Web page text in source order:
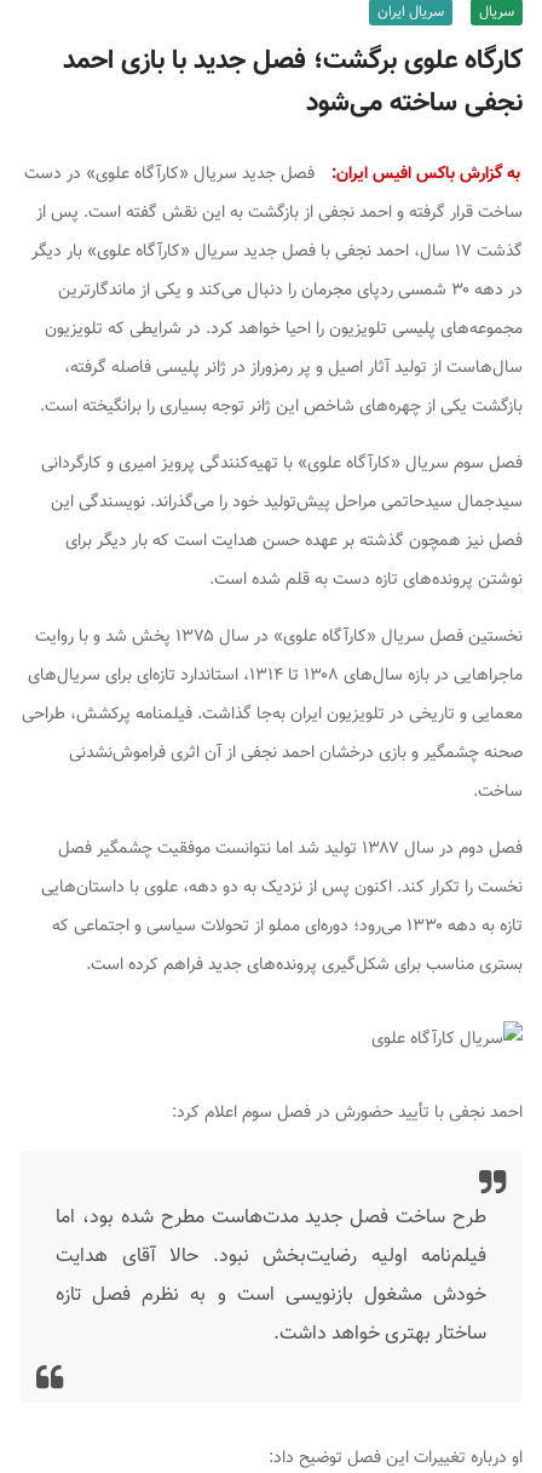
سریال سریال ایران
کارگاه علوی برگشت؛ فصل جدید با بازی احمد
نجفی ساخته می‌شود
به گزارش باکس افیس ایران:
فصل جدید سریال «کارآگاه علوی» در دست
ساخت قرار گرفته و احمد نجفی از بازگشت به این نقش گفته است. پس از
گذشت ۱۷ سال، احمد نجفی با فصل جدید سریال «کارآگاه علوی» بار دیگر
در دهه ۳۰ شمسی ردپای مجرمان را دنبال می‌کند و یکی از ماندگارترین
مجموعه‌های پلیسی تلویزیون را احیا خواهد کرد. در شرایطی که تلویزیون
سال‌هاست از تولید آثار اصیل و پر رمزوراز در ژانر پلیسی فاصله گرفته،
بازگشت یکی از چهره‌های شاخص این ژانر توجه بسیاری را برانگیخته است.
فصل سوم سریال «کارآگاه علوی» با تهیه‌کنندگی پرویز امیری و کارگردانی
سیدجمال سیدحاتمی مراحل پیش‌تولید خود را می‌گذراند. نویسندگی این
فصل نیز همچون گذشته بر عهده حسن هدایت است که بار دیگر برای
نوشتن پرونده‌های تازه دست به قلم شده است.
نخستین فصل سریال «کارآگاه علوی» در سال ۱۳۷۵ پخش شد و با روایت
ماجراهایی در بازه سال‌های ۱۳۰۸ تا ۱۳۱۴، استاندارد تازه‌ای برای سریال‌های
معمایی و تاریخی در تلویزیون ایران به‌جا گذاشت. فیلمنامه پرکشش، طراحی
صحنه چشمگیر و بازی درخشان احمد نجفی از آن اثری فراموش‌نشدنی
ساخت.
فصل دوم در سال ۱۳۸۷ تولید شد اما نتوانست موفقیت چشمگیر فصل
نخست را تکرار کند. اکنون پس از نزدیک به دو دهه، علوی با داستان‌هایی
تازه به دهه ۱۳۳۰ می‌رود؛ دوره‌ای مملو از تحولات سیاسی و اجتماعی که
بستری مناسب برای شکل‌گیری پرونده‌های جدید فراهم کرده است.
احمد نجفی با تأیید حضورش در فصل سوم اعلام کرد:
طرح ساخت فصل جدید مدت‌هاست مطرح شده بود، اما
فیلم‌نامه اولیه رضایت‌بخش نبود. حالا آقای هدایت
خودش مشغول بازنویسی است و به نظرم فصل تازه
ساختار بهتری خواهد داشت.
او درباره تغییرات این فصل توضیح داد: